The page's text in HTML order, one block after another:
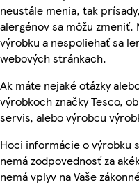
neustále menia, tak
alergénov sa môžu
výrobku a nespoliehať sa
webových stránkach.
Ak máte nejaké otázky
výrobkoch značky Tesco,
servis, alebo výrobcu
Hoci informácie o výrobku
nemá zodpovednosť za
nemá vplyv na Vaše